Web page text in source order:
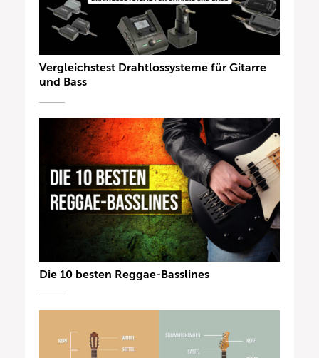
Vergleichstest Drahtlossysteme für Gitarre
und Bass
Die 10 besten Reggae-Basslines